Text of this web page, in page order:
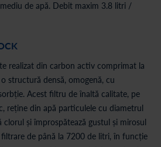
de apă. Debit maxim 3.8 litri /
realizat din carbon activ comprimat la
structură densă, omogenă, cu
Acest filtru de înaltă calitate, pe
reține din apă particulele cu diametrul
clorul și împrospătează gustul și mirosul
de până la 7200 de litri, în funcție